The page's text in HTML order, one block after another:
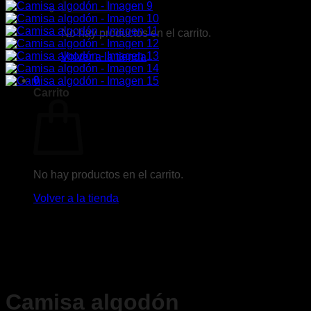
No hay productos en el carrito.
Volver a la tienda
0
Carrito
No hay productos en el carrito.
Volver a la tienda
Camisa algodón